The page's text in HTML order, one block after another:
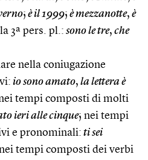
; è il 1999; è mezzanotte, è
3ª pers. pl.: sono le tre, che
nella coniugazione
io sono amato, la lettera è
tempi composti di molti
ieri alle cinque; nei tempi
e pronominali: ti sei
tempi composti dei verbi